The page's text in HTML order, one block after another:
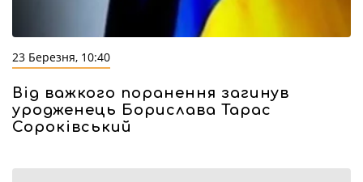
23 Березня, 10:40
Від важкого поранення загинув
уродженець Борислава Тарас
Сороківський